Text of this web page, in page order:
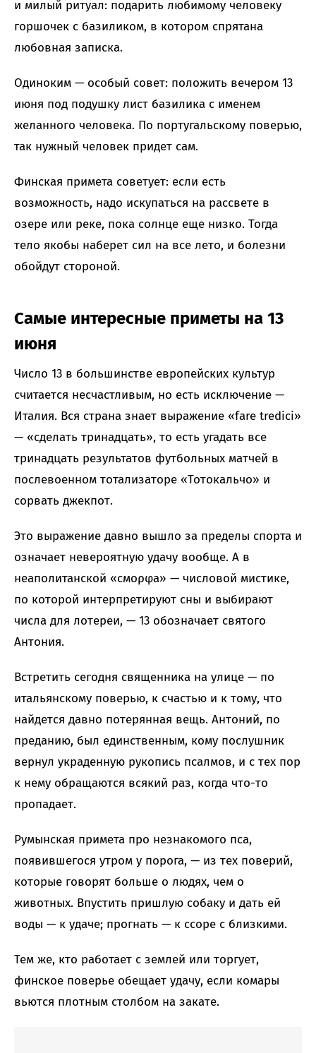
и милый ритуал: подарить любимому человеку
горшочек с базиликом, в котором спрятана
любовная записка.
Одиноким — особый совет: положить вечером 13
июня под подушку лист базилика с именем
желанного человека. По португальскому поверью,
так нужный человек придет сам.
Финская примета советует: если есть
возможность, надо искупаться на рассвете в
озере или реке, пока солнце еще низко. Тогда
тело якобы наберет сил на все лето, и болезни
обойдут стороной.
Самые интересные приметы на 13
июня
Число 13 в большинстве европейских культур
считается несчастливым, но есть исключение —
Италия. Вся страна знает выражение «fare tredici»
— «сделать тринадцать», то есть угадать все
тринадцать результатов футбольных матчей в
послевоенном тотализаторе «Тотокальчо» и
сорвать джекпот.
Это выражение давно вышло за пределы спорта и
означает невероятную удачу вообще. А в
неаполитанской «смορφа» — числовой мистике,
по которой интерпретируют сны и выбирают
числа для лотереи, — 13 обозначает святого
Антония.
Встретить сегодня священника на улице — по
итальянскому поверью, к счастью и к тому, что
найдется давно потерянная вещь. Антоний, по
преданию, был единственным, кому послушник
вернул украденную рукопись псалмов, и с тех пор
к нему обращаются всякий раз, когда что-то
пропадает.
Румынская примета про незнакомого пса,
появившегося утром у порога, — из тех поверий,
которые говорят больше о людях, чем о
животных. Впустить пришлую собаку и дать ей
воды — к удаче; прогнать — к ссоре с близкими.
Тем же, кто работает с землей или торгует,
финское поверье обещает удачу, если комары
вьются плотным столбом на закате.